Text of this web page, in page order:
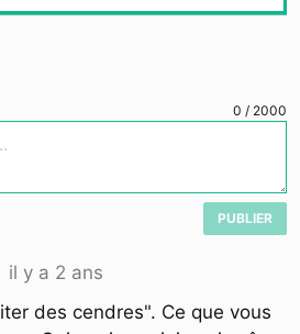
0 / 2000
PUBLIER
il y a 2 ans
des cendres". Ce que vous